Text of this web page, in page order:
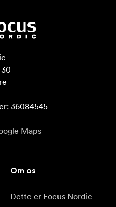
36084545
Maps
Om os
Dette er Focus Nordic